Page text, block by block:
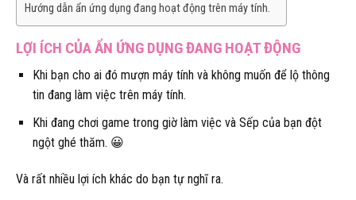
Hướng dẫn ẩn ứng dụng đang hoạt động trên máy tính.
LỢI ÍCH CỦA ẨN ỨNG DỤNG ĐANG HOẠT ĐỘNG
Khi bạn cho ai đó mượn máy tính và không muốn để lộ thông
tin đang làm việc trên máy tính.
Khi đang chơi game trong giờ làm việc và Sếp của bạn đột
ngột ghé thăm. 😀
Và rất nhiều lợi ích khác do bạn tự nghĩ ra.